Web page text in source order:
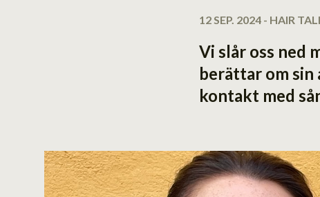
12 SEP. 2024 - HAIR
Vi slår oss ned
berättar om
kontakt med